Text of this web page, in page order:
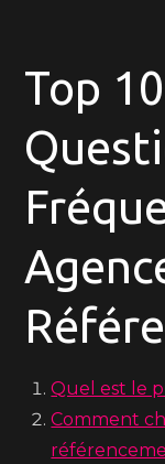
Top
Quel est le
Comment